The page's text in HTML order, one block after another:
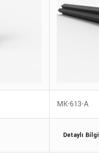
MK-613-A
Detaylı Bilgi